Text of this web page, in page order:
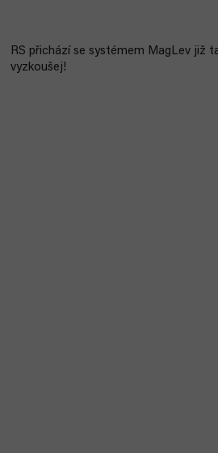
RS přichází se systémem MagLev již
vyzkoušej!